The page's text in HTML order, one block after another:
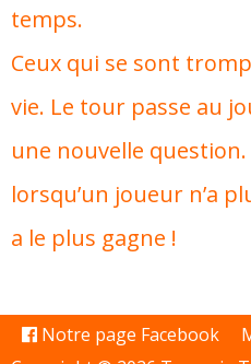
temps.
Ceux qui se sont
vie. Le tour passe au
une nouvelle
lorsqu’un joueur n’a
a le plus gagne !
Notre page Facebook